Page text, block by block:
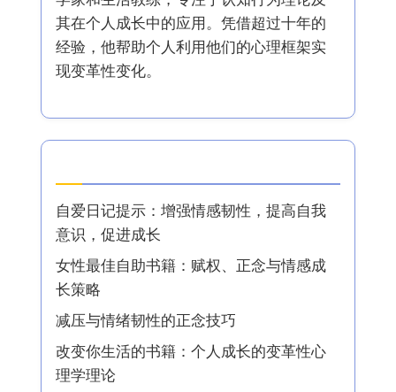
其在个人成长中的应用。凭借超过十年的
经验，他帮助个人利用他们的心理框架实
现变革性变化。
自爱日记提示：增强情感韧性，提高自我
意识，促进成长
女性最佳自助书籍：赋权、正念与情感成
长策略
减压与情绪韧性的正念技巧
改变你生活的书籍：个人成长的变革性心
理学理论